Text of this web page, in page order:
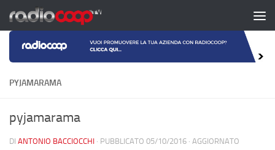
Salta al contenuto
PYJAMARAMA
pyjamarama
DI ANTONIO BACCIOCCHI · PUBBLICATO 05/10/2016 · AGGIORNATO